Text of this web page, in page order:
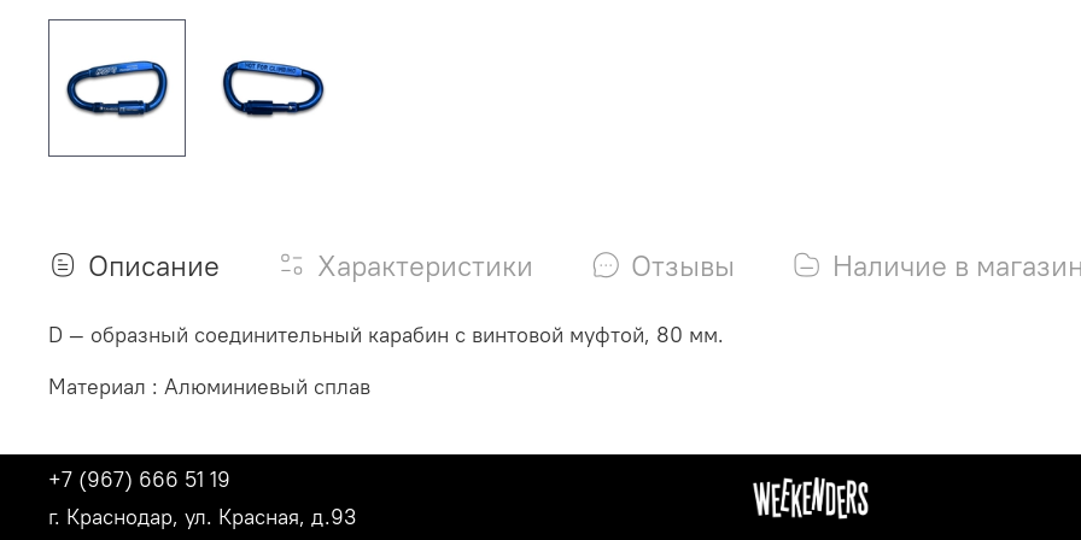
Описание Характеристики Отзывы Наличие в
D — образный соединительный карабин с винтовой муфтой, 80 мм.
Материал : Алюминиевый сплав
+7 (967) 666 51 19
г. Краснодар, ул. Красная, д.93